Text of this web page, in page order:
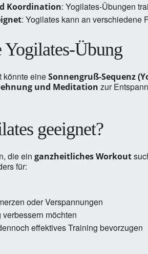
Koordination: Yogilates-Übungen
: Yogilates kann an verschiedene
Übung
könnte eineSonnengruß-Sequenz
und Meditation zur
geeignet?
die ein ganzheitliches Workout
für:
oder Verspannungen
möchten
effektives Training bevorzugen